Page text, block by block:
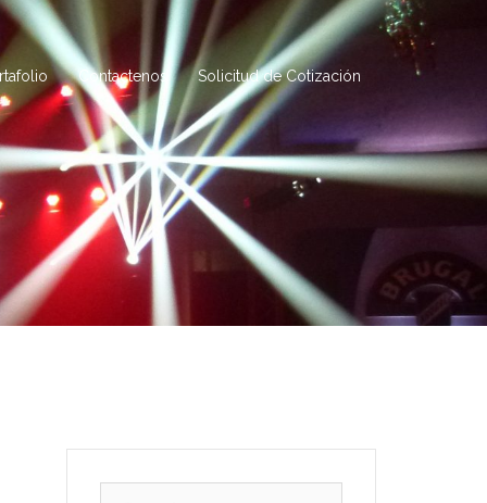
Contactenos Solicitud de Cotización